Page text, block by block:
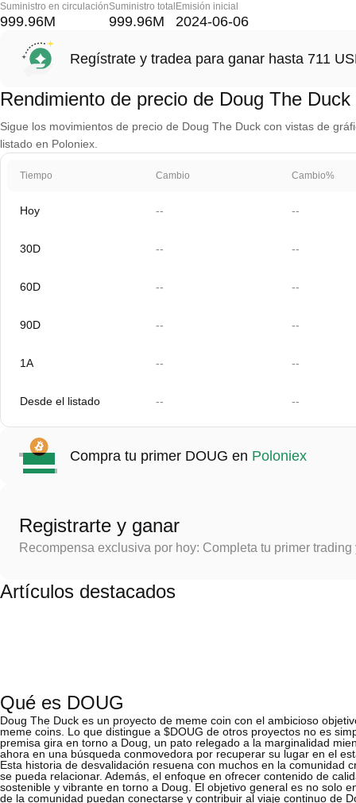
Suministro en circulación
999.96M
Suministro total
999.96M
Emisión inicial
2024-06-06
Regístrate y tradea para ganar hasta 711
Rendimiento de precio de Doug The
Sigue los movimientos de precio de Doug The Duck con vistas de
listado en Poloniex.
Tiempo Cambio Cambio%
Hoy -- --
30D -- --
60D -- --
90D -- --
1A -- --
Desde el listado -- --
Compra tu primer DOUG en Poloniex
Registrarte y ganar
Recompensa exclusiva por hoy: Completa tu primer
Artículos destacados
Qué es DOUG
Doug The Duck es un proyecto de meme coin con el ambicioso
meme coins. Lo que distingue a $DOUG de otros proyectos no es
premisa gira en torno a Doug, un pato relegado a la marginalidad
ahora en una búsqueda conmovedora por recuperar su lugar en el
Esta historia de desvalidación resuena con muchos en la comunidad
se pueda relacionar. Además, el enfoque en ofrecer contenido de
sostenible y vibrante en torno a Doug. El objetivo general es no solo
de la comunidad puedan conectarse y contribuir al viaje continuo de